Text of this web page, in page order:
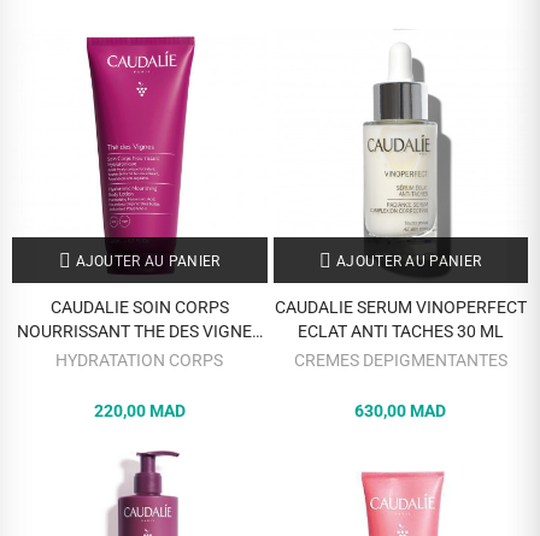
AJOUTER AU PANIER
CAUDALIE SOIN CORPS
NOURRISSANT THE DES VIGNES
200 ML
HYDRATATION CORPS
220,00 MAD
AJOUTER AU PANIER
CAUDALIE SERUM VINOPERFECT
ECLAT ANTI TACHES 30 ML
CREMES DEPIGMENTANTES
630,00 MAD